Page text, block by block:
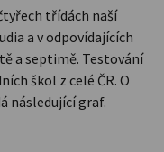
třídách naší
a v odpovídajících
a septimě. Testování
škol z celé ČR. O
následující graf.